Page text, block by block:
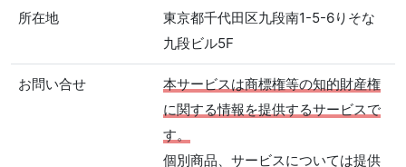
所在地
東京都千代田区九段南1-5-6りそな
九段ビル5F
お問い合せ
本サービスは商標権等の知的財産権
に関する情報を提供するサービスで
す。
個別商品、サービスについては提供